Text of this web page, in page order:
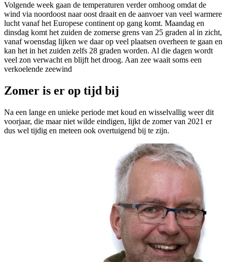
Volgende week gaan de temperaturen verder omhoog omdat de
wind via noordoost naar oost draait en de aanvoer van veel warmere
lucht vanaf het Europese continent op gang komt. Maandag en
dinsdag komt het zuiden de zomerse grens van 25 graden al in zicht,
vanaf woensdag lijken we daar op veel plaatsen overheen te gaan en
kan het in het zuiden zelfs 28 graden worden. Al die dagen wordt
veel zon verwacht en blijft het droog. Aan zee waait soms een
verkoelende zeewind
Zomer is er op tijd bij
Na een lange en unieke periode met koud en wisselvallig weer dit
voorjaar, die maar niet wilde eindigen, lijkt de zomer van 2021 er
dus wel tijdig en meteen ook overtuigend bij te zijn.